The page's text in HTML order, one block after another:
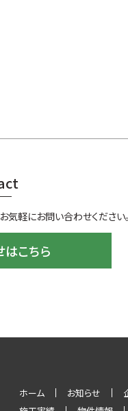
お気軽にお問い合わせください。
こちら
ホーム お知らせ